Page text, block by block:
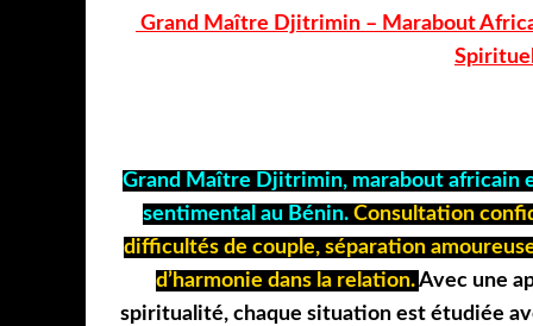
Grand Maître Djitrimin – Marabout
Grand Maître Djitrimin, marabout africain
sentimental au Bénin. Consultation
difficultés de couple, séparation
d’harmonie dans la relation.Avec une
spiritualité, chaque situation est étudiée